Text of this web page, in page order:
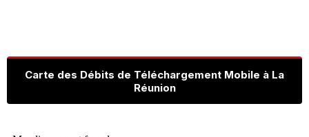
Carte des Débits de Téléchargement Mobile à La
Réunion